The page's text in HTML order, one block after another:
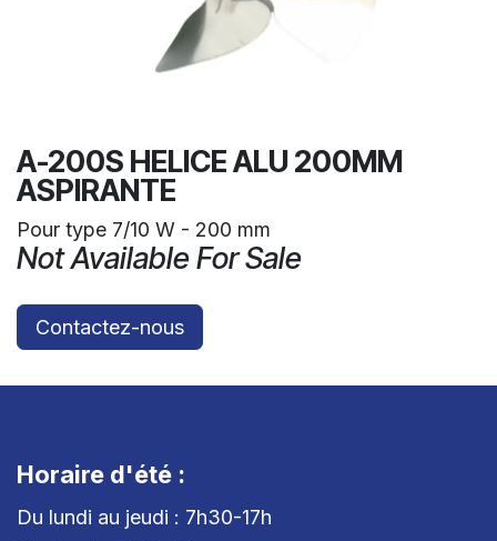
A-200S HELICE ALU 200MM
ASPIRANTE
Pour type 7/10 W - 200 mm
Not Available For Sale
Contactez-nous
Horaire d'été :
Du lundi au jeudi : 7h30-17h